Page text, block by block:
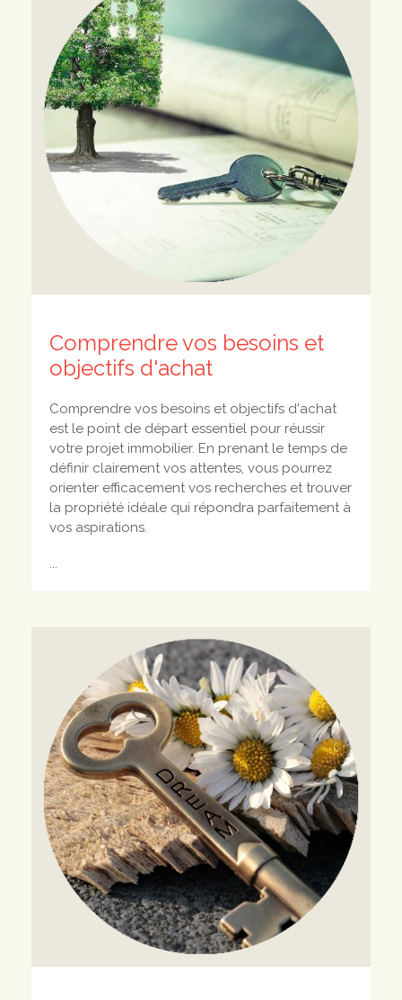
Comprendre vos besoins et
objectifs d'achat
Comprendre vos besoins et objectifs d'achat
est le point de départ essentiel pour réussir
votre projet immobilier. En prenant le temps de
définir clairement vos attentes, vous pourrez
orienter efficacement vos recherches et trouver
la propriété idéale qui répondra parfaitement à
vos aspirations.
...